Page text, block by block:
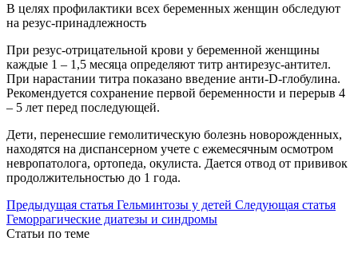
В целях профилактики всех беременных женщин обследуют
на резус-принадлежность
При резус-отрицательной крови у беременной женщины
каждые 1 – 1,5 месяца определяют титр антирезус-антител.
При нарастании титра показано введение анти-D-глобулина.
Рекомендуется сохранение первой беременности и перерыв 4
– 5 лет перед последующей.
Дети, перенесшие гемолитическую болезнь новорожденных,
находятся на диспансерном учете с ежемесячным осмотром
невропатолога, ортопеда, окулиста. Дается отвод от прививок
продолжительностью до 1 года.
Предыдущая статья Гельминтозы у детей Следующая статья
Геморрагические диатезы и синдромы
Статьи по теме